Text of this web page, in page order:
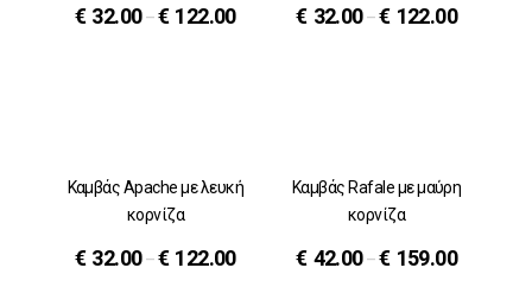
€ 32.00–€ 122.00 € 32.00–€ 122.00
Καμβάς Apache με λευκή
κορνίζα
€ 32.00–€ 122.00
Καμβάς Rafale με μαύρη
κορνίζα
€ 42.00–€ 159.00